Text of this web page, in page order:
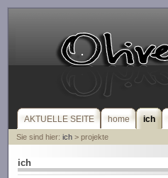
AKTUELLE SEITE home ich
Sie sind hier: ich> projekte
ich